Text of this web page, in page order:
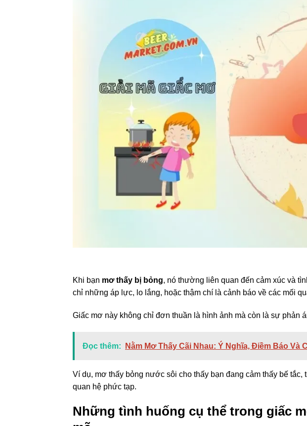
Khi bạn mơ thấy bị bỏng, nó thường liên quan đến cảm xúc và
chỉ những áp lực, lo lắng, hoặc thậm chí là cảnh báo về các mối
Giấc mơ này không chỉ đơn thuần là hình ảnh mà còn là sự phản
Đọc thêm: Nằm Mơ Thấy Cãi Nhau: Ý Nghĩa, Điềm Báo Và
Ví dụ, mơ thấy bỏng nước sôi cho thấy bạn đang cảm thấy bế
quan hệ phức tạp.
Những tình huống cụ thể trong giấc